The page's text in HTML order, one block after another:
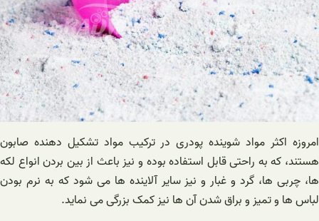
امروزه اکثر مواد شوینده پودری در ترکیب مواد تشکیل دهنده صابون
هستند، که به راحتی قابل استفاده بوده و نیز باعث از بین بردن انواع لکه
ها، چربی ها، گرد و غبار و نیز سایر آلاینده ها می شود که به نرم بودن
لباس ها و تمیز و براق شدن آن ها نیز کمک بزرگی می نماید.